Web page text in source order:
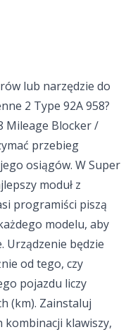
lub narzędzie do
2 Type 92A 958?
Mileage Blocker /
przebieg
osiągów. W Super
moduł z
programiści piszą
modelu, aby
Urządzenie będzie
od tego, czy
pojazdu liczy
(km). Zainstaluj
kombinacji klawiszy,